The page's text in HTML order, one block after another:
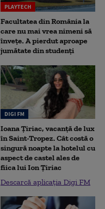
PLAYTECH
Facultatea din România la
care nu mai vrea nimeni să
înveţe. A pierdut aproape
jumătate din studenţi
DIGI FM
Ioana Țiriac, vacanță de lux
în Saint-Tropez. Cât costă o
singură noapte la hotelul cu
aspect de castel ales de
fiica lui Ion Țiriac
Descarcă aplicația Digi FM